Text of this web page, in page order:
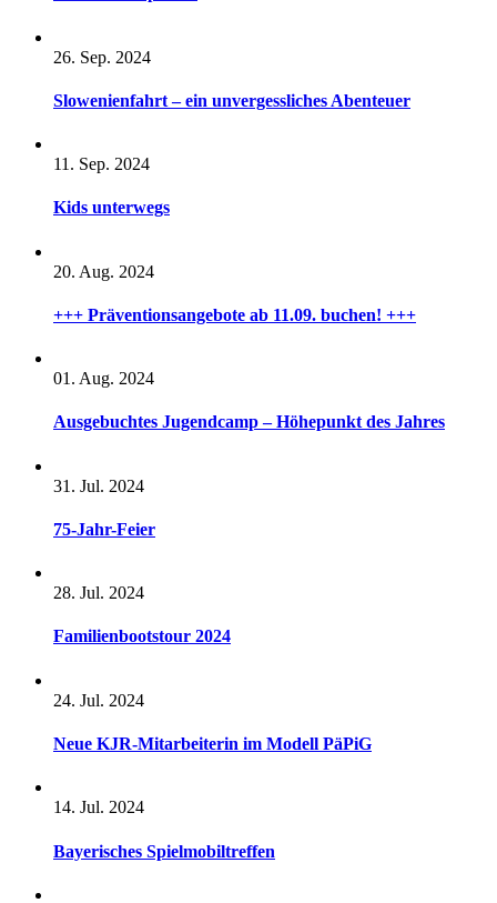
26. Sep. 2024
Slowenienfahrt – ein unvergessliches Abenteuer
11. Sep. 2024
Kids unterwegs
20. Aug. 2024
+++ Präventionsangebote ab 11.09. buchen! +++
01. Aug. 2024
Ausgebuchtes Jugendcamp – Höhepunkt des Jahres
31. Jul. 2024
75-Jahr-Feier
28. Jul. 2024
Familienbootstour 2024
24. Jul. 2024
Neue KJR-Mitarbeiterin im Modell PäPiG
14. Jul. 2024
Bayerisches Spielmobiltreffen